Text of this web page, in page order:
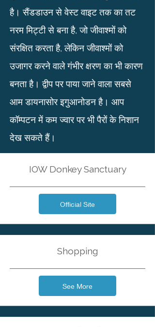
है। सैंडडाउन से वेस्ट वाइट तक का तट
नरम मिट्टी से बना है, जो जीवाश्मों को
संरक्षित करता है, लेकिन जीवाश्मों को
उजागर करने वाले गंभीर क्षरण का भी कारण
बनता है। द्वीप पर पाया जाने वाला सबसे
आम डायनासोर इगुआनोडन है। आप
कॉम्पटन में कम ज्वार पर भी पैरों के निशान
देख सकते हैं।
IOW Donkey Sanctuary
Official Site
Shopping
See More